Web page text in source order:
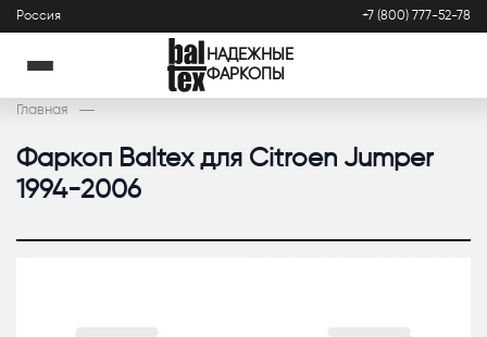
Россия +7 (800) 777-52-78
НАДЕЖНЫЕ
ФАРКОПЫ
Главная
Фаркоп Baltex для Citroen Jumper
1994-2006